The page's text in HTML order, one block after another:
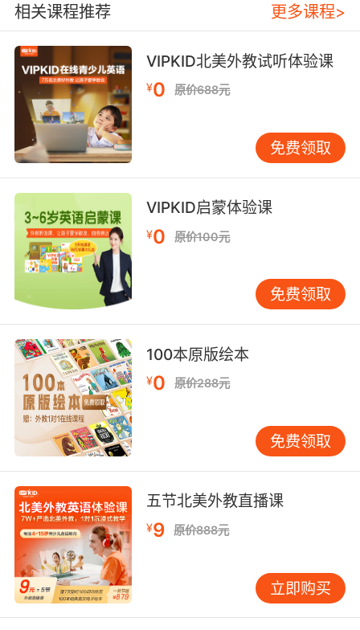
“She”和表语“the best student in the class”。
谓语动词的多样性也是英语表达丰富性的体现。
英语中有多种类型的谓语动词，包括实义动词、
系动词、助动词和情态动词。实义动词表示具体
的动作或状态，如“run”、“eat”、“think”等。系动
词用于连接主语和表语，表示主语的身份、特征
或状态，如“be”、“seem”、“become”等。助动
词用于构成时态、语态或语气，如“have”、
“do”、“will”等。情态动词表示可能性、必要性或
意愿，如“can”、“must”、“should”等。 在复合
句中，谓语动词的使用更加复杂。 复合句由主句
和从句组成，每个从句都有自己的谓语动词。例
如，在句子“I know that she is coming”中，
“know”是主句的谓语动词，而“is coming”是从句
的谓语动词。这种结构使得复合句能够表达更加
复杂和细致的思想。 谓语动词的时态一致性是英
语语法中的一个重要规则。 在复合句中，主句和
从句的时态需要保持一致，以避免逻辑混乱。例
如，在句子“He said that he would come”中，
“said”是主句的过去时态，而“would come”是从
句的过去将来时态，两者保持了一致性。如果时
态不一致，句子就会显得不自然，甚至产生歧
义。 谓语动词的省略在某些情况下也是允许的，
但需要谨慎使用。 在并列句中，如果两个句子的
谓语动词相同，可以省略第二个谓语动词。例
如，句子“She likes apples, and he likes
oranges”可以省略为“She likes apples, and he
oranges”。然而，省略谓语动词时需要注意句子
的清晰性和逻辑性，避免产生误解。 谓语动词的
灵活运用能够增强英语表达的生动性和表现力。
相关课程推荐 更多课程>
VIPKID北美外教试听体验课
¥0 原价688元
免费领取
VIPKID启蒙体验课
¥0 原价100元
免费领取
100本原版绘本
¥0 原价288元
免费领取
五节北美外教直播课
¥9 原价888元
立即购买